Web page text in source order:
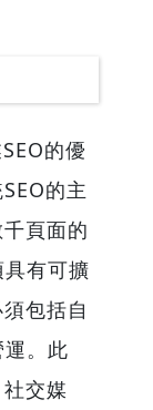
的優
的主
頁面的
有可擴
包括自
。此
交媒